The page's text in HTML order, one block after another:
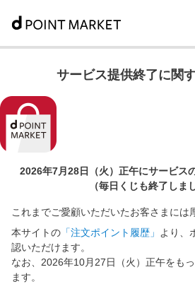
サービス提供終了に関
2026年7月28日（火）正午にサービス
（毎日くじも終了しま
これまでご愛顧いただいたお客さまには
本サイトの 「注文ポイント履歴」
より、
認いただけます。
なお、2026年10月27日（火）正午をも
ます。